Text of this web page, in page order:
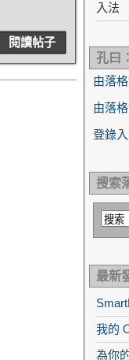
閱讀帖子
入法
孔曰
由落
由落
登錄
搜索
最新
我的
為你